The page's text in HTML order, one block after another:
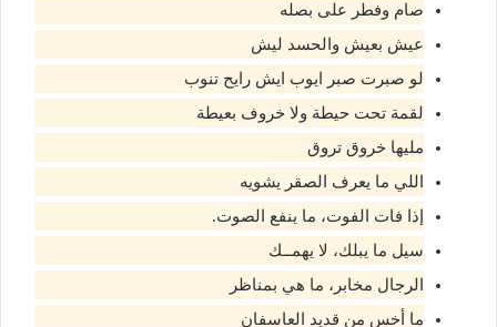
صام وفطر على بصله
عيش بعيش والحسد ليش
لو صبرت صبر ايوب ايش رايح تنوب
لقمة تحت حيطة ولا خروف بعيطة
مليها خروق تروق
اللي ما يعرف الصقر يشويه
إذا فات الفوت، ما ينفع الصوت.
سيل ما يبلك، لا يهمــك
الرجال مخابر، ما هي بمناظر
ما أخس من قديد العاسفان